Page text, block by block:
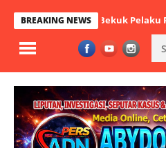
BREAKING NEWS
Bekuk Pelaku Pencurian HP